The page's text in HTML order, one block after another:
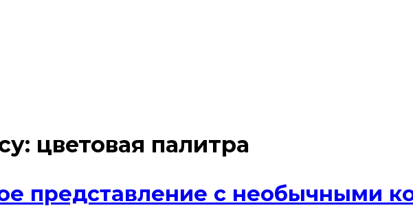
цветовая палитра
представление с необычными